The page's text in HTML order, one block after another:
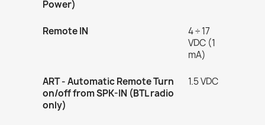
Power)
Remote IN
4 ÷ 17
VDC (1
mA)
ART - Automatic Remote Turn
on/off from SPK-IN (BTL radio
only)
1.5 VDC